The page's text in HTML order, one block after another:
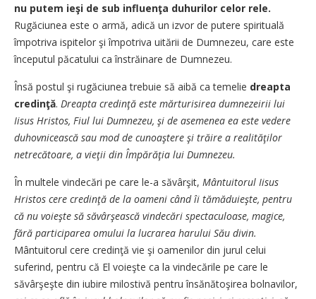
nu putem ieşi de sub influenţa duhurilor celor rele.
Rugăciunea este o armă, adică un izvor de putere spirituală
împotriva ispitelor şi împotriva uitării de Dumnezeu, care este
începutul păcatului ca înstrăinare de Dumnezeu.
Însă postul şi rugăciunea trebuie să aibă ca temelie dreapta
credinţă. Dreapta credinţă este mărturisirea dumnezeirii lui
Iisus Hristos, Fiul lui Dumnezeu, şi de asemenea ea este vedere
duhovnicească sau mod de cunoaştere şi trăire a realităţilor
netrecătoare, a vieţii din Împărăţia lui Dumnezeu.
În multele vindecări pe care le-a săvârşit, Mântuitorul Iisus
Hristos cere credinţă de la oameni când îi tămăduieşte, pentru
că nu voieşte să săvârşească vindecări spectaculoase, magice,
fără participarea omului la lucrarea harului Său divin.
Mântuitorul cere credinţă vie şi oamenilor din jurul celui
suferind, pentru că El voieşte ca la vindecările pe care le
săvârşeşte din iubire milostivă pentru însănătoşirea bolnavilor,